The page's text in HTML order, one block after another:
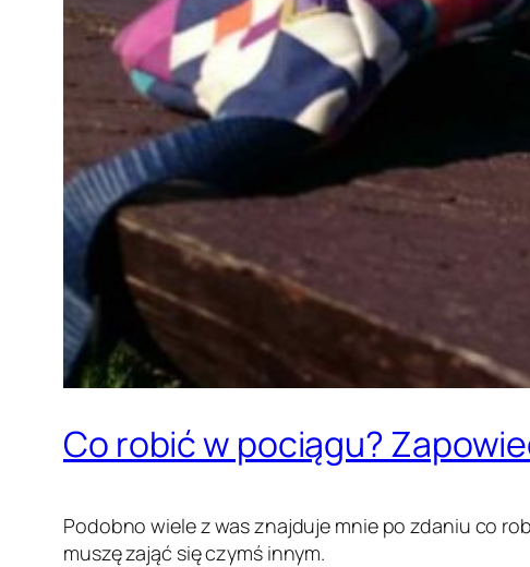
Co robić w pociągu?
Podobno wiele z was znajduje mnie po zdaniu co
muszę zająć się czymś innym.